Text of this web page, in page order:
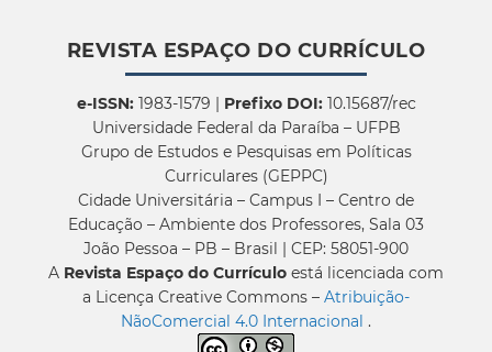
REVISTA ESPAÇO DO CURRÍCULO
e-ISSN:1983-1579 | Prefixo DOI:10.15687/rec
Universidade Federal da Paraíba – UFPB
Grupo de Estudos e Pesquisas em Políticas
Curriculares (GEPPC)
Cidade Universitária – Campus I – Centro de
Educação – Ambiente dos Professores, Sala 03
João Pessoa – PB – Brasil | CEP: 58051-900
A Revista Espaço do Currículo está licenciada com
a Licença Creative Commons – Atribuição-
NãoComercial 4.0 Internacional .